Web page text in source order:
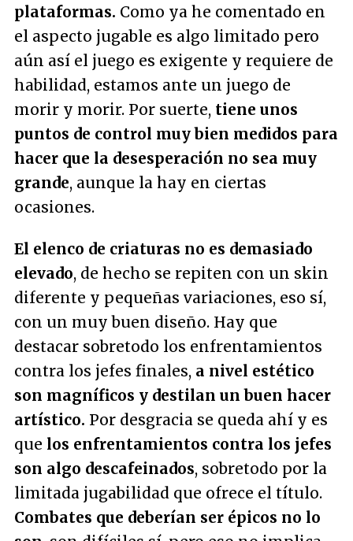
plataformas. Como ya he comentado en
el aspecto jugable es algo limitado pero
aún así el juego es exigente y requiere de
habilidad, estamos ante un juego de
morir y morir. Por suerte, tiene unos
puntos de control muy bien medidos para
hacer que la desesperación no sea muy
grande, aunque la hay en ciertas
ocasiones.
El elenco de criaturas no es demasiado
elevado, de hecho se repiten con un skin
diferente y pequeñas variaciones, eso sí,
con un muy buen diseño. Hay que
destacar sobretodo los enfrentamientos
contra los jefes finales, a nivel estético
son magníficos y destilan un buen hacer
artístico. Por desgracia se queda ahí y es
que los enfrentamientos contra los jefes
son algo descafeinados, sobretodo por la
limitada jugabilidad que ofrece el título.
Combates que deberían ser épicos no lo